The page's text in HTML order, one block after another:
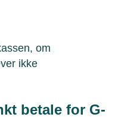
om
ikke
betale for G-